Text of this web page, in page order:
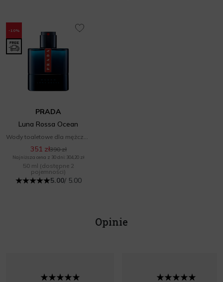
-10%
PRADA
Luna Rossa Ocean
351 zł390 zł
Najniższa cena z 30 dni: 304,20 zł
50 ml (dostępne 2
pojemności)
5.00/ 5.00
Opinie